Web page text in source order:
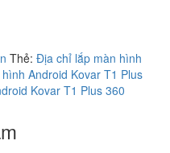
Thẻ: Địa chỉ lắp màn hình
Android Kovar T1 Plus
Kovar T1 Plus 360